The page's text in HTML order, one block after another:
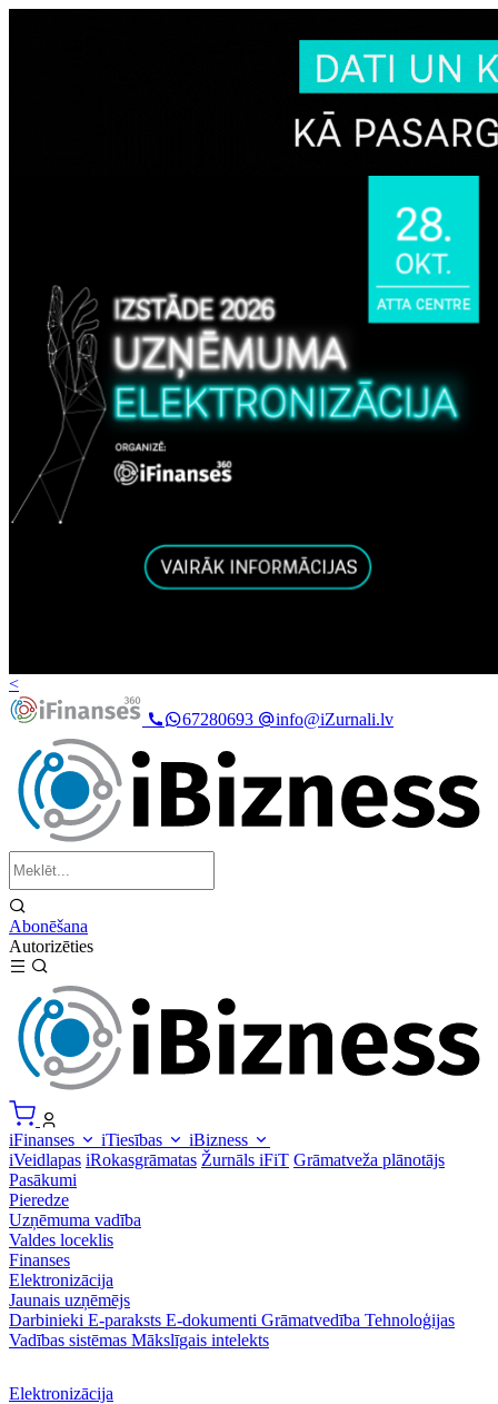
<
67280693
info@iZurnali.lv
Abonēšana
Autorizēties
iFinanses iTiesības
iBizness
iVeidlapas iRokasgrāmatas Žurnāls iFiT Grāmatveža plānotājs
Pasākumi
Pieredze
Uzņēmuma vadība
Valdes loceklis
Finanses
Elektronizācija
Jaunais uzņēmējs
Darbinieki E-paraksts E-dokumenti Grāmatvedība Tehnoloģijas
Vadības sistēmas Mākslīgais intelekts
Elektronizācija